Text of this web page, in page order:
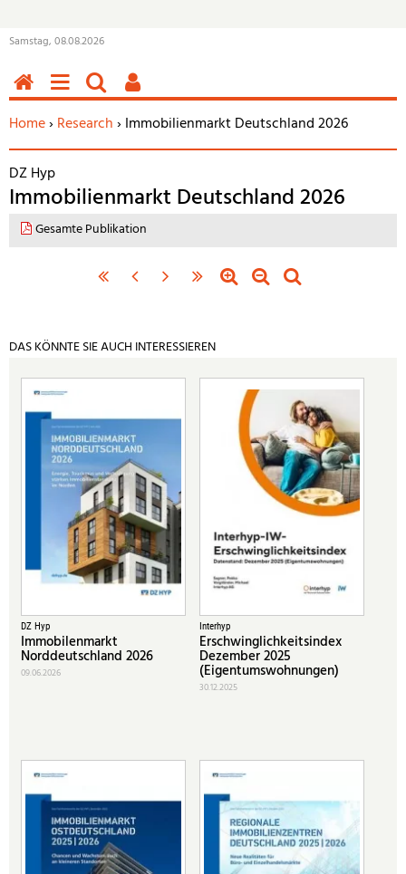
Samstag, 08.08.2026
Sie befinden sich hier:
Home›Research› Immobilienmarkt Deutschland 2026
DZ Hyp
Immobilienmarkt Deutschland 2026
Gesamte Publikation
SeiteSeite› »
DAS KÖNNTE SIE AUCH INTERESSIEREN
DZ Hyp
Immobilenmarkt
Norddeutschland 2026
09.06.2026
Interhyp
Erschwinglichkeitsindex
Dezember 2025
(Eigentumswohnungen)
30.12.2025
HOMEMENÜSUCHEN
BENUTZERFUNKTIONEN